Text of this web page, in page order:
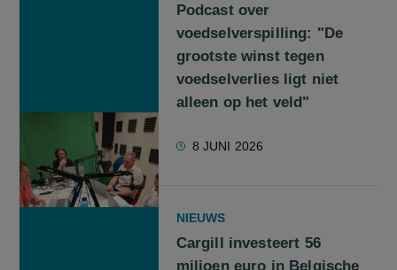
Podcast over
voedselverspilling: "De
grootste winst tegen
voedselverlies ligt niet
alleen op het veld"
8 JUNI 2026
NIEUWS
Cargill investeert 56
miljoen euro in Belgische